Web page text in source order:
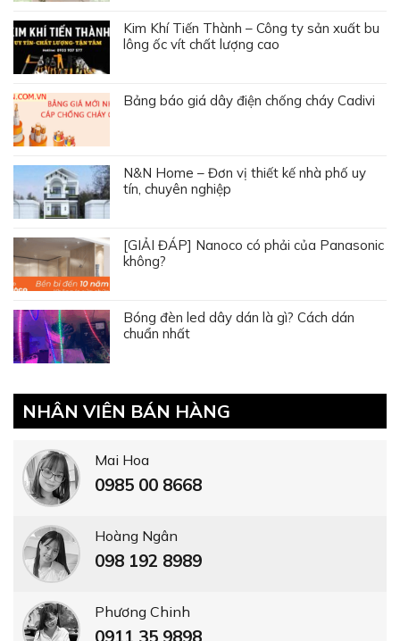
NHÂN VIÊN BÁN HÀNG
0985 00 8668
Hoàng Ngân
098 192 8989
Phương Chinh
0911 35 9898
Đức Anh
0938 01 8668
0976 23 8668
0979 16 3456
0914 338 449